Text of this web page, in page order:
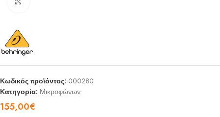
Κωδικός προϊόντος: 000280
Κατηγορία: Μικροφώνων
155,00€